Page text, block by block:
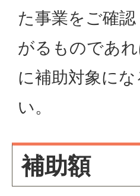
た事業をご確
がるものであ
に補助対象に
い。
補助額